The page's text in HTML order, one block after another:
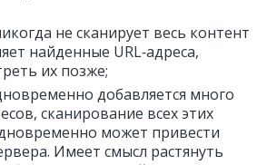
не сканирует весь контент
найденные URL‑адреса,
их позже;
добавляется много
сканирование всех этих
может привести
Имеет смысл растянуть